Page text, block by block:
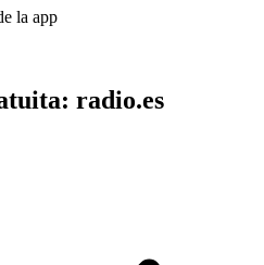
la app
radio.es